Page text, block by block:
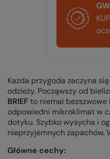
Każda przygoda zaczyna
odzieży. Począwszy od
BRIEFto niemal bezszwowe
odpowiedni mikroklimat w
dotyku. Szybko wysycha i
nieprzyjemnych zapachów.
Główne cechy: